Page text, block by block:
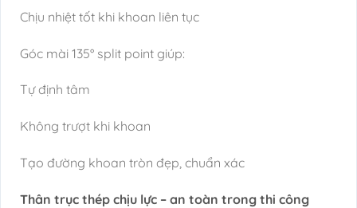
Chịu nhiệt tốt khi khoan liên tục
Góc mài 135° split point giúp:
Tự định tâm
Không trượt khi khoan
Tạo đường khoan tròn đẹp, chuẩn xác
Thân trục thép chịu lực – an toàn trong thi công